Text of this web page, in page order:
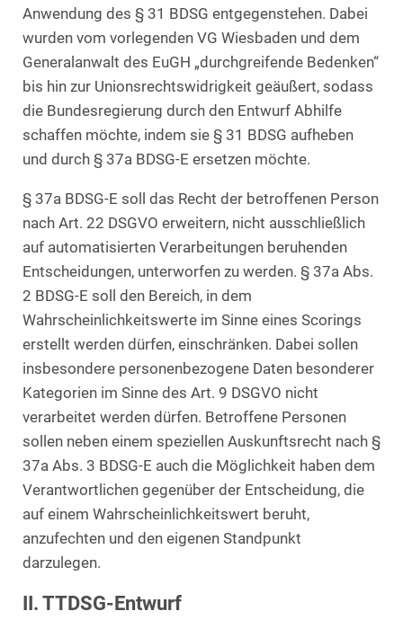
Anwendung des § 31 BDSG entgegenstehen. Dabei
wurden vom vorlegenden VG Wiesbaden und dem
Generalanwalt des EuGH „durchgreifende Bedenken“
bis hin zur Unionsrechtswidrigkeit geäußert, sodass
die Bundesregierung durch den Entwurf Abhilfe
schaffen möchte, indem sie § 31 BDSG aufheben
und durch § 37a BDSG-E ersetzen möchte.
§ 37a BDSG-E soll das Recht der betroffenen Person
nach Art. 22 DSGVO erweitern, nicht ausschließlich
auf automatisierten Verarbeitungen beruhenden
Entscheidungen, unterworfen zu werden. § 37a Abs.
2 BDSG-E soll den Bereich, in dem
Wahrscheinlichkeitswerte im Sinne eines Scorings
erstellt werden dürfen, einschränken. Dabei sollen
insbesondere personenbezogene Daten besonderer
Kategorien im Sinne des Art. 9 DSGVO nicht
verarbeitet werden dürfen. Betroffene Personen
sollen neben einem speziellen Auskunftsrecht nach §
37a Abs. 3 BDSG-E auch die Möglichkeit haben dem
Verantwortlichen gegenüber der Entscheidung, die
auf einem Wahrscheinlichkeitswert beruht,
anzufechten und den eigenen Standpunkt
darzulegen.
II. TTDSG-Entwurf